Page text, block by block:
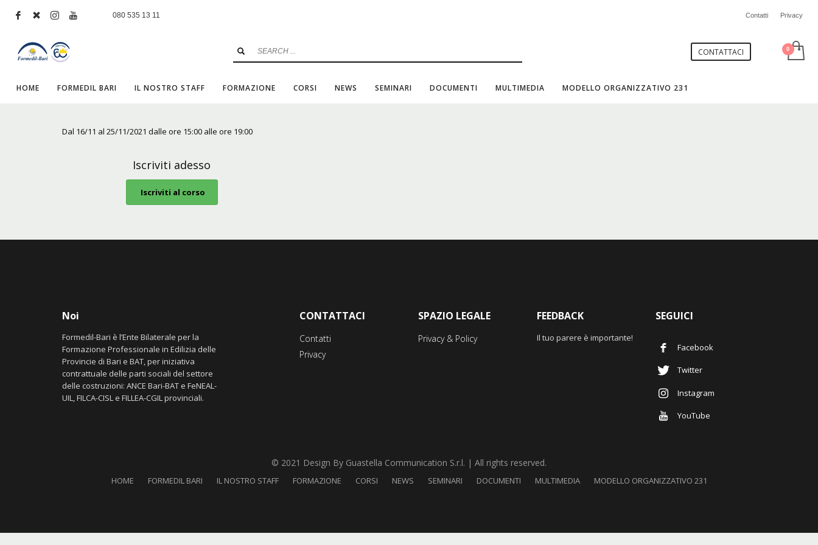
080 535 13 11 Contatti Privacy
CONTATTACI
HOME FORMEDIL BARI IL NOSTRO STAFF FORMAZIONE CORSI NEWS SEMINARI DOCUMENTI MULTIMEDIA MODELLO ORGANIZZATIVO 231
Dal 16/11 al 25/11/2021 dalle ore 15:00 alle ore 19:00
Iscriviti adesso
Iscriviti al corso
Noi
Formedil-Bari è l’Ente Bilaterale per la
Formazione Professionale in Edilizia delle
Provincie di Bari e BAT, per iniziativa
contrattuale delle parti sociali del settore
delle costruzioni: ANCE Bari-BAT e FeNEAL-
UIL, FILCA-CISL e FILLEA-CGIL provinciali.
CONTATTACI
Contatti
Privacy
SPAZIO LEGALE
Privacy & Policy
FEEDBACK
Il tuo parere è importante!
SEGUICI
Facebook
Twitter
Instagram
YouTube
© 2021 Design By Guastella Communication S.r.l. | All rights reserved.
HOME FORMEDIL BARI IL NOSTRO STAFF FORMAZIONE CORSI NEWS SEMINARI DOCUMENTI MULTIMEDIA MODELLO ORGANIZZATIVO 231